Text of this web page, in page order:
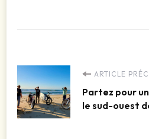
ARTICLE
Partez pour
le sud-ouest